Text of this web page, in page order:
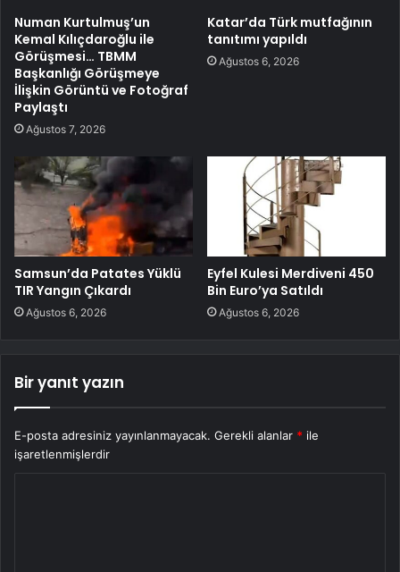
Numan Kurtulmuş’un
Kemal Kılıçdaroğlu ile
Görüşmesi… TBMM
Başkanlığı Görüşmeye
İlişkin Görüntü ve Fotoğraf
Paylaştı
Ağustos 7, 2026
Katar’da Türk mutfağının
tanıtımı yapıldı
Ağustos 6, 2026
Samsun’da Patates Yüklü
TIR Yangın Çıkardı
Ağustos 6, 2026
Eyfel Kulesi Merdiveni 450
Bin Euro’ya Satıldı
Ağustos 6, 2026
Bir yanıt yazın
E-posta adresiniz yayınlanmayacak. Gerekli alanlar * ile
işaretlenmişlerdir